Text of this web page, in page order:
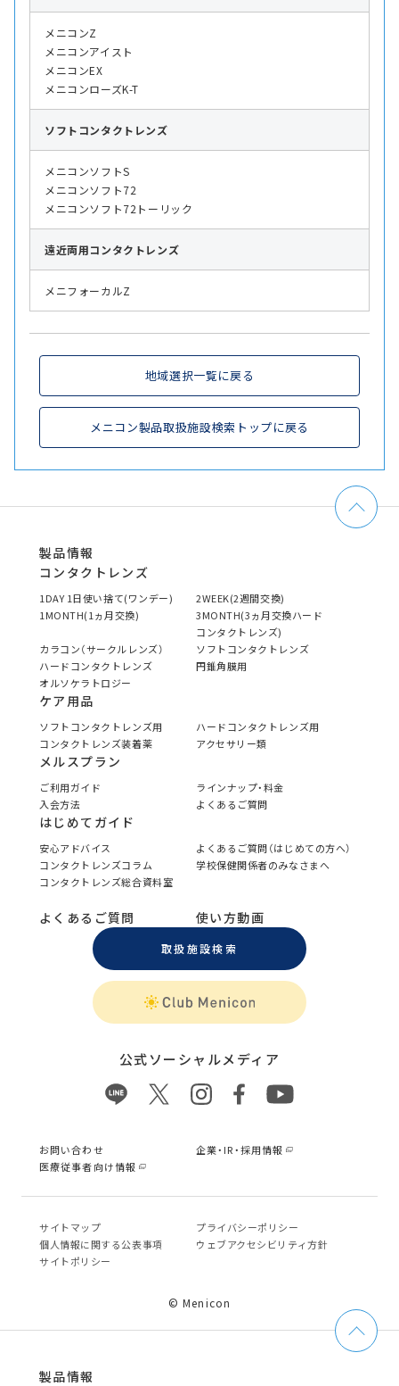
メニコンZ
メニコンアイスト
メニコンEX
メニコンローズK-T
ソフト コンタクトレンズ
メニコンソフトS
メニコンソフト72
メニコンソフト72トーリック
遠近両用コンタクトレンズ
メニフォーカルZ
地域選択一覧に戻る
メニコン製品取扱施設検索トップに戻る
製品情報
コンタクトレンズ
1DAY 1日使い捨て(ワンデー)
2WEEK(2週間交換)
1MONTH(1ヵ月交換)
3MONTH(3ヵ月交換ハード
コンタクトレンズ)
カラコン（サークルレンズ）
ソフトコンタクトレンズ
ハードコンタクトレンズ
円錐角膜用
オルソケラトロジー
ケア用品
ソフトコンタクトレンズ用
ハードコンタクトレンズ用
コンタクトレンズ装着薬
アクセサリー類
メルスプラン
ご利用ガイド
ラインナップ・料金
入会方法
よくあるご質問
はじめてガイド
安心アドバイス
よくあるご質問（はじめての方へ）
コンタクトレンズコラム
学校保健関係者のみなさまへ
コンタクトレンズ総合資料室
よくあるご質問 使い方動画
取扱施設検索
公式ソーシャルメディア
お問い合わせ
企業・IR・採用情報
医療従事者向け情報
サイトマップ
プライバシーポリシー
個⼈情報に関する公表事項
ウェブアクセシビリティ方針
サイトポリシー
© Menicon
製品情報